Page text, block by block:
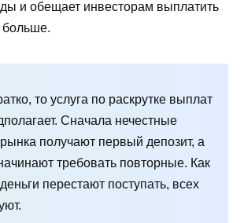
и обещает инвесторам выплатить
больше.
то услуга по раскрутке выплат
Сначала нечестные
рынка получают первый депозит, а
требовать повторные. Как
перестают поступать, всех